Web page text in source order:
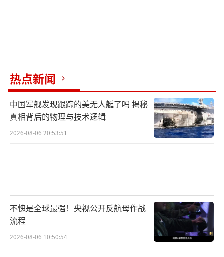
热点新闻
中国军舰发现跟踪的美无人艇了吗 揭秘
真相背后的物理与技术逻辑
2026-08-06 20:53:51
不愧是全球最强！央视公开反航母作战
流程
2026-08-06 10:50:54